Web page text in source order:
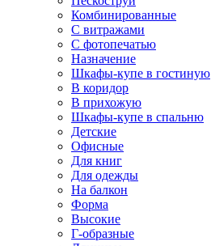
Комбинированные
С витражами
С фотопечатью
Назначение
Шкафы-купе в гостиную
В коридор
В прихожую
Шкафы-купе в спальню
Детские
Офисные
Для книг
Для одежды
На балкон
Форма
Высокие
Г-образные